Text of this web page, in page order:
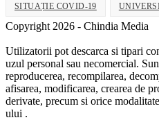
SITUAȚIE COVID-19
Copyright 2026 - Chindia Media
Utilizatorii pot descarca si tipari
uzul personal sau necomercial.
reproducerea, recompilarea,
afisarea, modificarea, crearea de
derivate, precum si orice
ului .